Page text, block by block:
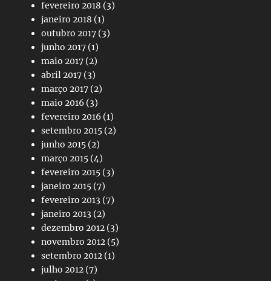
fevereiro 2018 (3)
janeiro 2018 (1)
outubro 2017 (3)
junho 2017 (1)
maio 2017 (2)
abril 2017 (3)
março 2017 (2)
maio 2016 (3)
fevereiro 2016 (1)
setembro 2015 (2)
junho 2015 (2)
março 2015 (4)
fevereiro 2015 (3)
janeiro 2015 (7)
fevereiro 2013 (7)
janeiro 2013 (2)
dezembro 2012 (3)
novembro 2012 (5)
setembro 2012 (1)
julho 2012 (7)